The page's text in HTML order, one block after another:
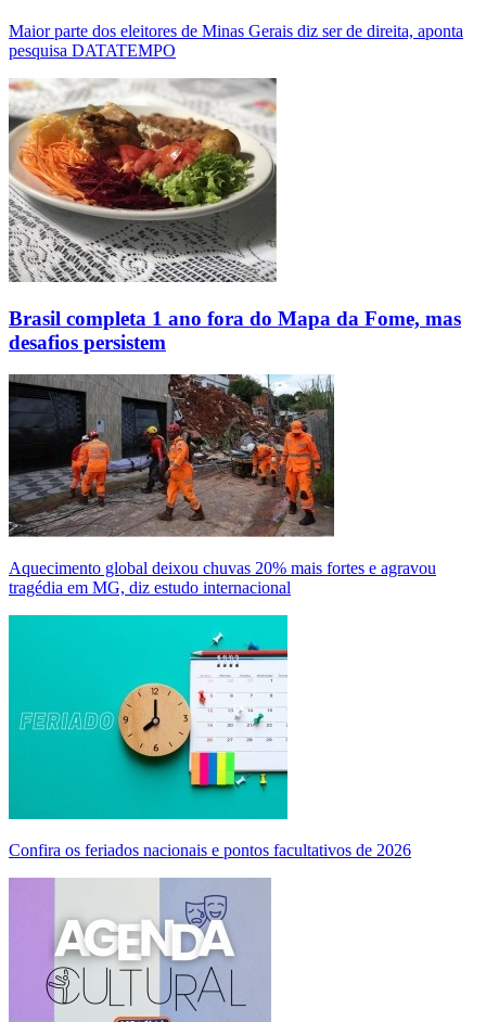
Maior parte dos eleitores de Minas Gerais diz ser de direita, aponta
pesquisa DATATEMPO
Brasil completa 1 ano fora do Mapa da Fome, mas
desafios persistem
Aquecimento global deixou chuvas 20% mais fortes e agravou
tragédia em MG, diz estudo internacional
Confira os feriados nacionais e pontos facultativos de 2026